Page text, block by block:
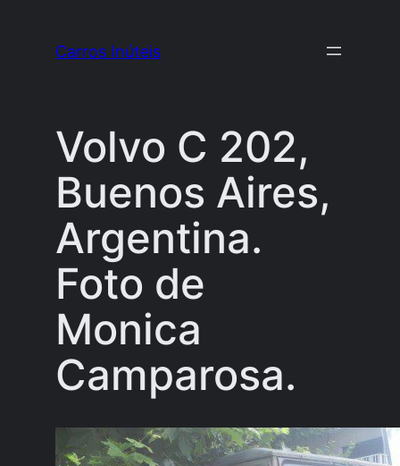
Carros Inúteis
Volvo C 202,
Buenos Aires,
Argentina.
Foto de
Monica
Camparosa.